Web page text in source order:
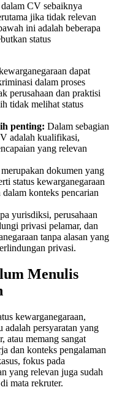
CV sebaiknya
jika tidak relevan
ini adalah beberapa
status
dapat
dalam proses
perusahaan dan praktisi
tidak melihat status
penting: Dalam sebagian
adalah kualifikasi,
yang relevan
dokumen yang
status kewarganegaraan
konteks pencarian
yurisdiksi, perusahaan
privasi pelamar, dan
tanpa alasan yang
privasi.
Menulis
kewarganegaraan,
adalah persyaratan yang
atau memang sangat
dan konteks pengalaman
fokus pada
yang relevan juga sudah
mata rekruter.